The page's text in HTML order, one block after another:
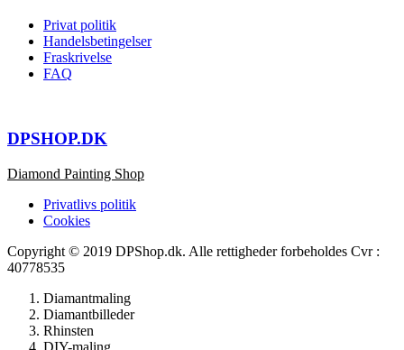
Privat politik
Handelsbetingelser
Fraskrivelse
FAQ
DPSHOP.DK
Diamond Painting Shop
Privatlivs politik
Cookies
Copyright © 2019 DPShop.dk. Alle rettigheder forbeholdes Cvr :
40778535
Diamantmaling
Diamantbilleder
Rhinsten